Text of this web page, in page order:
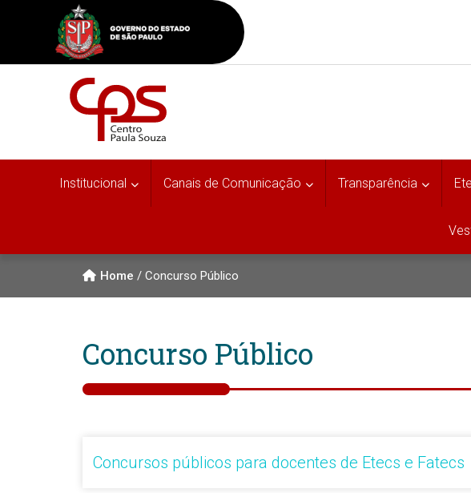
Institucional Canais de Comunicação Transparência
Home / Concurso Público
Concurso Público
Concursos públicos para docentes de Etecs e Fatecs